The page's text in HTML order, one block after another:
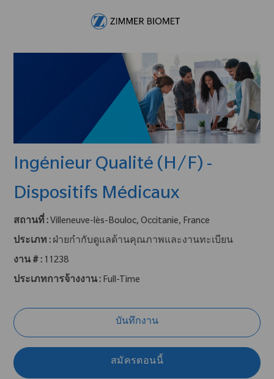
Ingénieur Qualité (H/F) -
Dispositifs Médicaux
สถานที่ : Villeneuve-lès-Bouloc, Occitanie, France
ประเภท : ฝ่ายกำกับดูแลด้านคุณภาพและงานทะเบียน
งาน # : 11238
ประเภทการจ้างงาน : Full-Time
บันทึกงาน
สมัครตอนนี้